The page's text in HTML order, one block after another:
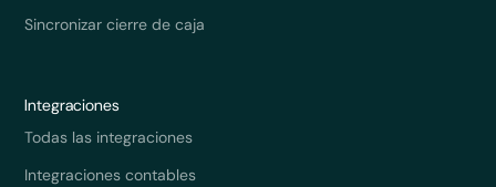
Sincronizar cierre de caja
Integraciones
Todas las integraciones
Integraciones contables